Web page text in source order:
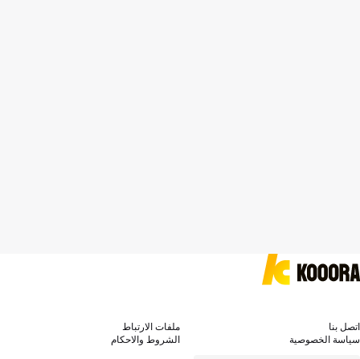
اتصل بنا
ملفات الارتباط
سياسة الخصوصية
الشروط والاحكام